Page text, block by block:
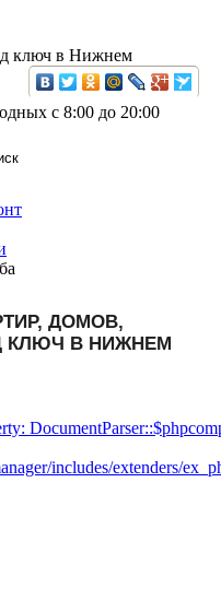
ключ в Нижнем
с 8:00 до 20:00
includes/extenders/
ДОМОВ,
КЛЮЧ В НИЖНЕМ